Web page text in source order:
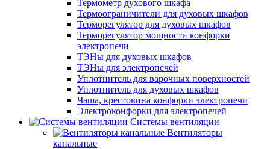
Термометр духового шкафа
Термоограничители для духовых шкафов
Терморегулятор для духовых шкафов
Терморегулятор мощности конфорки
электропечи
ТЭНы для духовых шкафов
ТЭНы для электропечей
Уплотнитель для варочных поверхностей
Уплотнитель для духовых шкафов
Чаша, крестовина конфорки электропечи
Электроконфорки для электропечей
Системы вентиляции
Вентиляторы
канальные